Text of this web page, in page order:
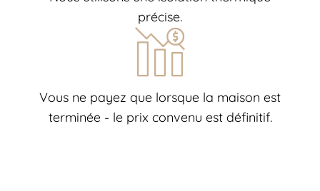
précise.
Vous ne payez que lorsque la maison est
terminée - le prix convenu est définitif.